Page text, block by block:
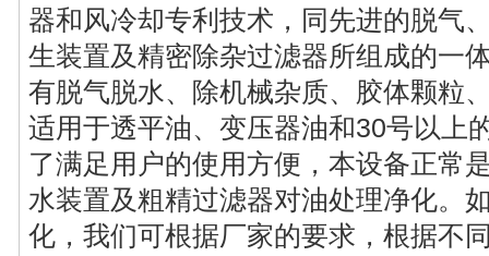
器和风冷却专利技术，同先进的脱气
生装置及精密除杂过滤器所组成的一
有脱气脱水、除机械杂质、胶体颗粒
适用于透平油、变压器油和30号以上
了满足用户的使用方便，本设备正常
水装置及粗精过滤器对油处理净化。
化，我们可根据厂家的要求，根据不